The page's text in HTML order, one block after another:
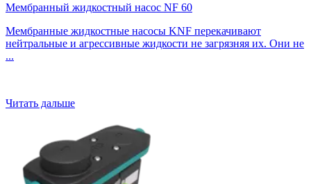
Мембранный жидкостный насос NF 60
Мембранные жидкостные насосы KNF перекачивают
нейтральные и агрессивные жидкости не загрязняя их. Они не
...
Читать дальше